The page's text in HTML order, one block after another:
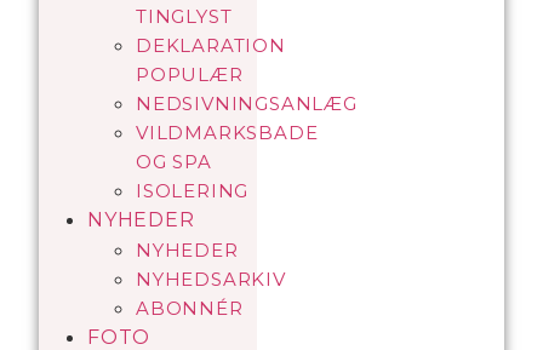
TINGLYST
DEKLARATION
POPULÆR
NEDSIVNINGSANLÆG
VILDMARKSBADE
OG SPA
ISOLERING
NYHEDER
NYHEDER
NYHEDSARKIV
ABONNÉR
FOTO